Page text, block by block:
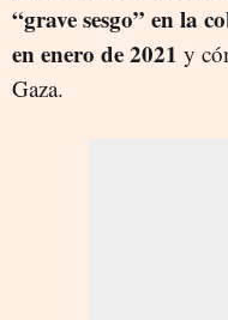
“grave sesgo” en la
en enero de 2021 y
Gaza.